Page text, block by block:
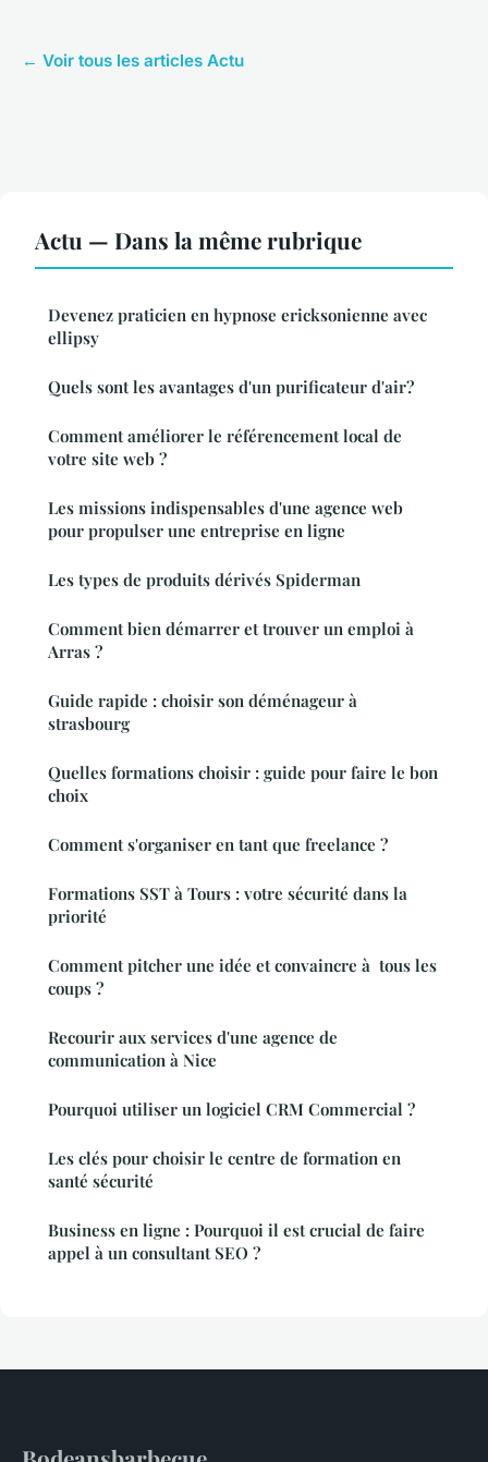
← Voir tous les articles Actu
Actu — Dans la même rubrique
Devenez praticien en hypnose ericksonienne avec
ellipsy
Quels sont les avantages d'un purificateur d'air?
Comment améliorer le référencement local de
votre site web ?
Les missions indispensables d'une agence web
pour propulser une entreprise en ligne
Les types de produits dérivés Spiderman
Comment bien démarrer et trouver un emploi à
Arras ?
Guide rapide : choisir son déménageur à
strasbourg
Quelles formations choisir : guide pour faire le bon
choix
Comment s'organiser en tant que freelance ?
Formations SST à Tours : votre sécurité dans la
priorité
Comment pitcher une idée et convaincre à tous les
coups ?
Recourir aux services d'une agence de
communication à Nice
Pourquoi utiliser un logiciel CRM Commercial ?
Les clés pour choisir le centre de formation en
santé sécurité
Business en ligne : Pourquoi il est crucial de faire
appel à un consultant SEO ?